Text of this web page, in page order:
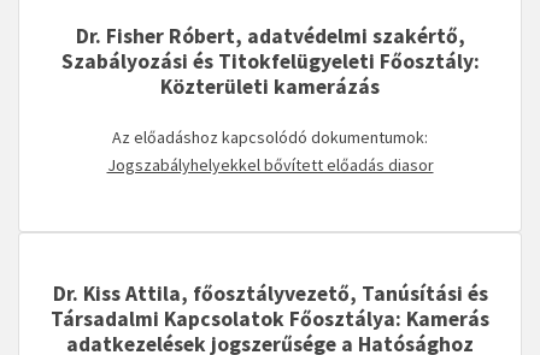
Dr. Fisher Róbert, adatvédelmi szakértő,
Szabályozási és Titokfelügyeleti Főosztály:
Közterületi kamerázás
Az előadáshoz kapcsolódó dokumentumok:
Jogszabályhelyekkel bővített előadás diasor
Dr. Kiss Attila, főosztályvezető, Tanúsítási és
Társadalmi Kapcsolatok Főosztálya: Kamerás
adatkezelések jogszerűsége a Hatósághoz